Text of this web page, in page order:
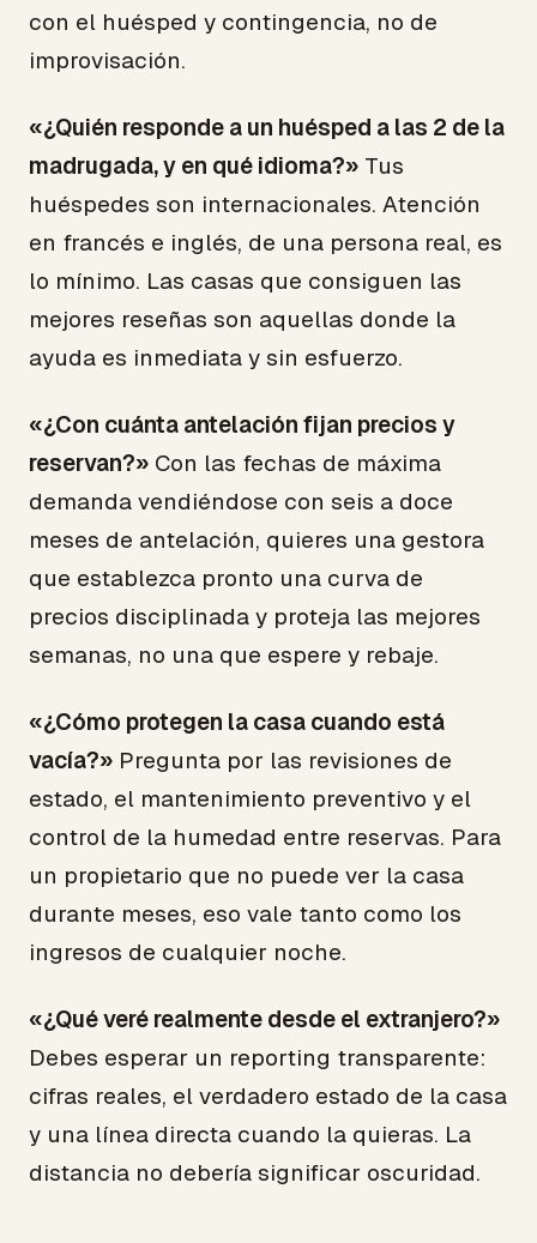
con el huésped y contingencia, no de
improvisación.
«¿Quién responde a un huésped a las 2 de la
madrugada, y en qué idioma?» Tus
huéspedes son internacionales. Atención
en francés e inglés, de una persona real, es
lo mínimo. Las casas que consiguen las
mejores reseñas son aquellas donde la
ayuda es inmediata y sin esfuerzo.
«¿Con cuánta antelación fijan precios y
reservan?» Con las fechas de máxima
demanda vendiéndose con seis a doce
meses de antelación, quieres una gestora
que establezca pronto una curva de
precios disciplinada y proteja las mejores
semanas, no una que espere y rebaje.
«¿Cómo protegen la casa cuando está
vacía?» Pregunta por las revisiones de
estado, el mantenimiento preventivo y el
control de la humedad entre reservas. Para
un propietario que no puede ver la casa
durante meses, eso vale tanto como los
ingresos de cualquier noche.
«¿Qué veré realmente desde el extranjero?»
Debes esperar un reporting transparente:
cifras reales, el verdadero estado de la casa
y una línea directa cuando la quieras. La
distancia no debería significar oscuridad.